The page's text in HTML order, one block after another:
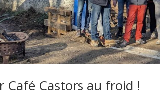
Café Castors au froid !